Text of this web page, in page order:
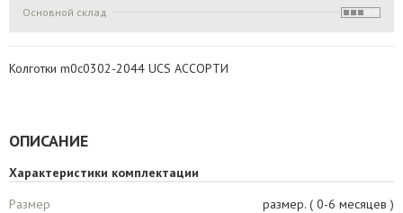
Основной склад
Колготки m0c0302-2044 UCS АССОРТИ
ОПИСАНИЕ
Характеристики комплектации
Размер
размер. ( 0-6 месяцев )